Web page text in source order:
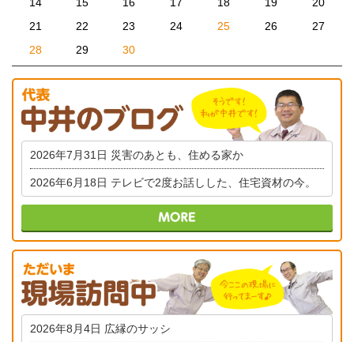
21
22 23 24 25 26
27
28
29 30
2026年7月31日 災害のあとも、住める家か
2026年6月18日 テレビで2度お話しした、住宅資材の今。
2026年8月4日 広縁のサッシ